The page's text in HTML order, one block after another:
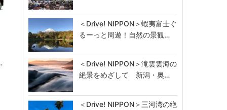
＜Drive! NIPPON＞蝦夷富士ぐ
るーっと周遊！自然の景観…
＜Drive! NIPPON＞滝雲雲海の
絶景をめざして 新潟・奥…
＜Drive! NIPPON＞三河湾の絶